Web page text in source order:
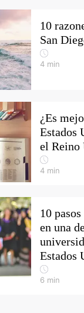
10
San
4 min
¿Es
Estados
el Reino
4 min
10
en una
Estados
6 min